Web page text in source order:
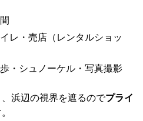
レ・売店（レンタルショッ
・シュノーケル・写真撮影
浜辺の視界を遮るのでプライ